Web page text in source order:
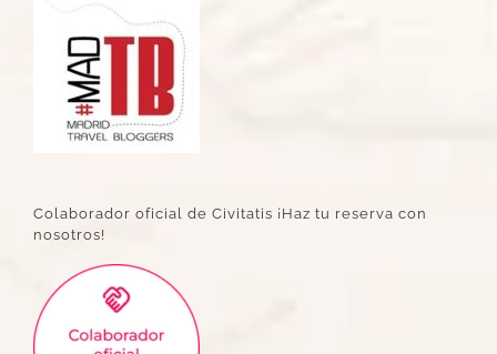
Colaborador oficial de Civitatis ¡Haz tu reserva con
nosotros!